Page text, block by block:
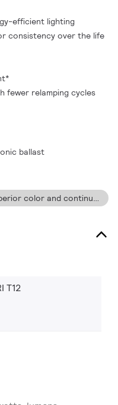
efficient lighting
consistency over the life
fewer relamping cycles
ballast
Ideal for applications requiring superior color and continuous maintained light output.
T12